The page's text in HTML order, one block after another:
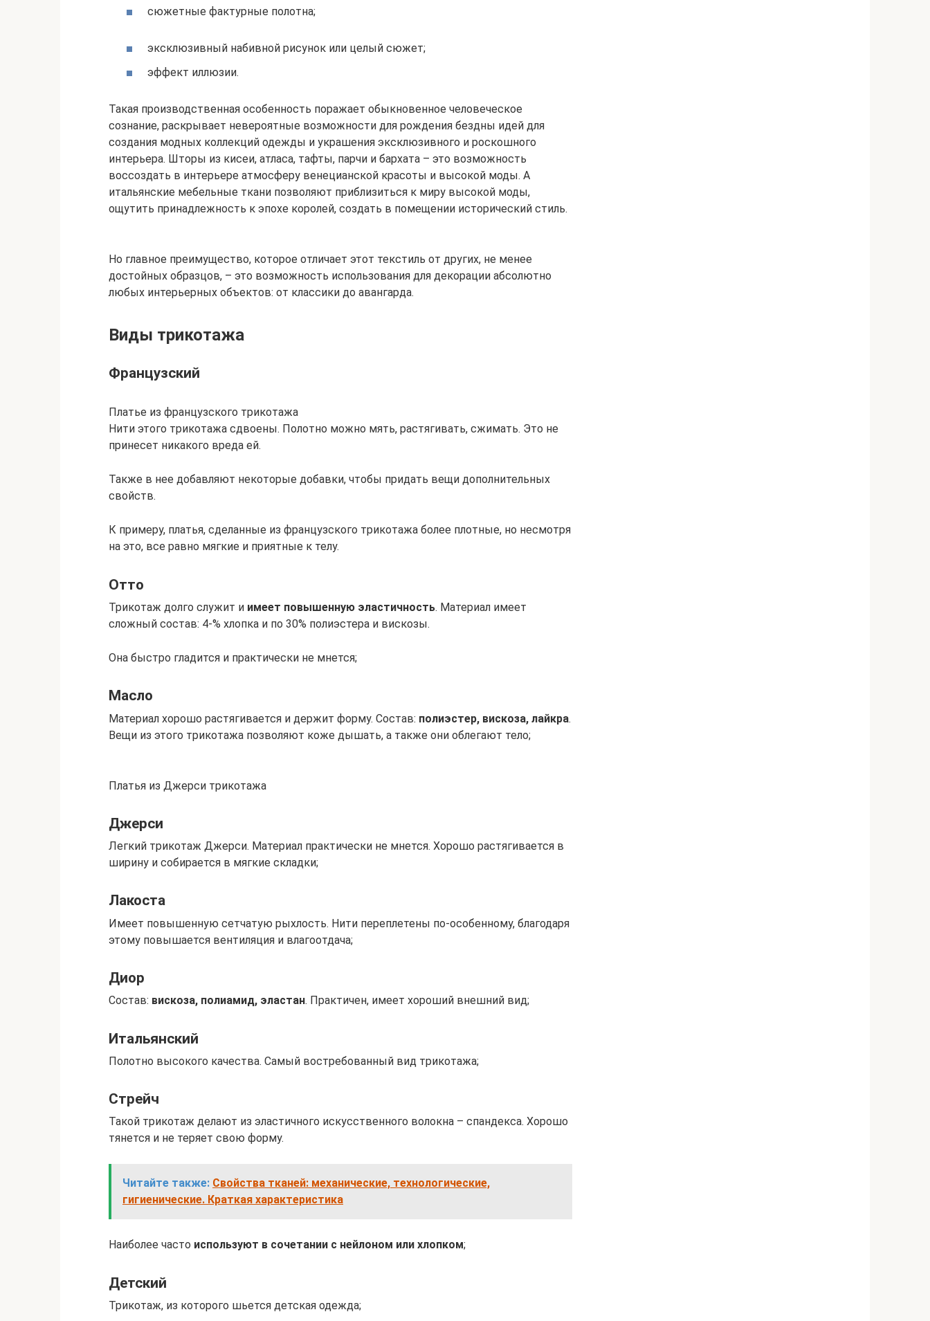
сюжетные фактурные полотна;
эксклюзивный набивной рисунок или целый сюжет;
эффект иллюзии.
Такая производственная особенность поражает обыкновенное человеческое
сознание, раскрывает невероятные возможности для рождения бездны идей для
создания модных коллекций одежды и украшения эксклюзивного и роскошного
интерьера. Шторы из кисеи, атласа, тафты, парчи и бархата – это возможность
воссоздать в интерьере атмосферу венецианской красоты и высокой моды. А
итальянские мебельные ткани позволяют приблизиться к миру высокой моды,
ощутить принадлежность к эпохе королей, создать в помещении исторический стиль.
Но главное преимущество, которое отличает этот текстиль от других, не менее
достойных образцов, – это возможность использования для декорации абсолютно
любых интерьерных объектов: от классики до авангарда.
Виды трикотажа
Французский
Платье из французского трикотажа
Нити этого трикотажа сдвоены. Полотно можно мять, растягивать, сжимать. Это не
принесет никакого вреда ей.
Также в нее добавляют некоторые добавки, чтобы придать вещи дополнительных
свойств.
К примеру, платья, сделанные из французского трикотажа более плотные, но несмотря
на это, все равно мягкие и приятные к телу.
Отто
Трикотаж долго служит и имеет повышенную эластичность. Материал имеет
сложный состав: 4-% хлопка и по 30% полиэстера и вискозы.
Она быстро гладится и практически не мнется;
Масло
Материал хорошо растягивается и держит форму. Состав: полиэстер, вискоза, лайкра.
Вещи из этого трикотажа позволяют коже дышать, а также они облегают тело;
Платья из Джерси трикотажа
Джерси
Легкий трикотаж Джерси. Материал практически не мнется. Хорошо растягивается в
ширину и собирается в мягкие складки;
Лакоста
Имеет повышенную сетчатую рыхлость. Нити переплетены по-особенному, благодаря
этому повышается вентиляция и влагоотдача;
Диор
Состав: вискоза, полиамид, эластан. Практичен, имеет хороший внешний вид;
Итальянский
Полотно высокого качества. Самый востребованный вид трикотажа;
Стрейч
Такой трикотаж делают из эластичного искусственного волокна – спандекса. Хорошо
тянется и не теряет свою форму.
Читайте также: Свойства тканей: механические, технологические,
гигиенические. Краткая характеристика
Наиболее часто используют в сочетании с нейлоном или хлопком;
Детский
Трикотаж, из которого шьется детская одежда;